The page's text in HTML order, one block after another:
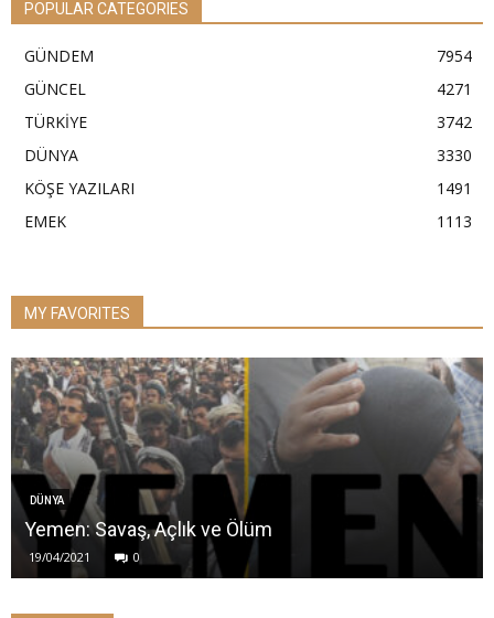
POPULAR CATEGORIES
GÜNDEM
7954
GÜNCEL
4271
TÜRKİYE
3742
DÜNYA
3330
KÖŞE YAZILARI
1491
EMEK
1113
MY FAVORITES
DÜNYA
Yemen: Savaş, Açlık ve Ölüm
19/04/2021 0